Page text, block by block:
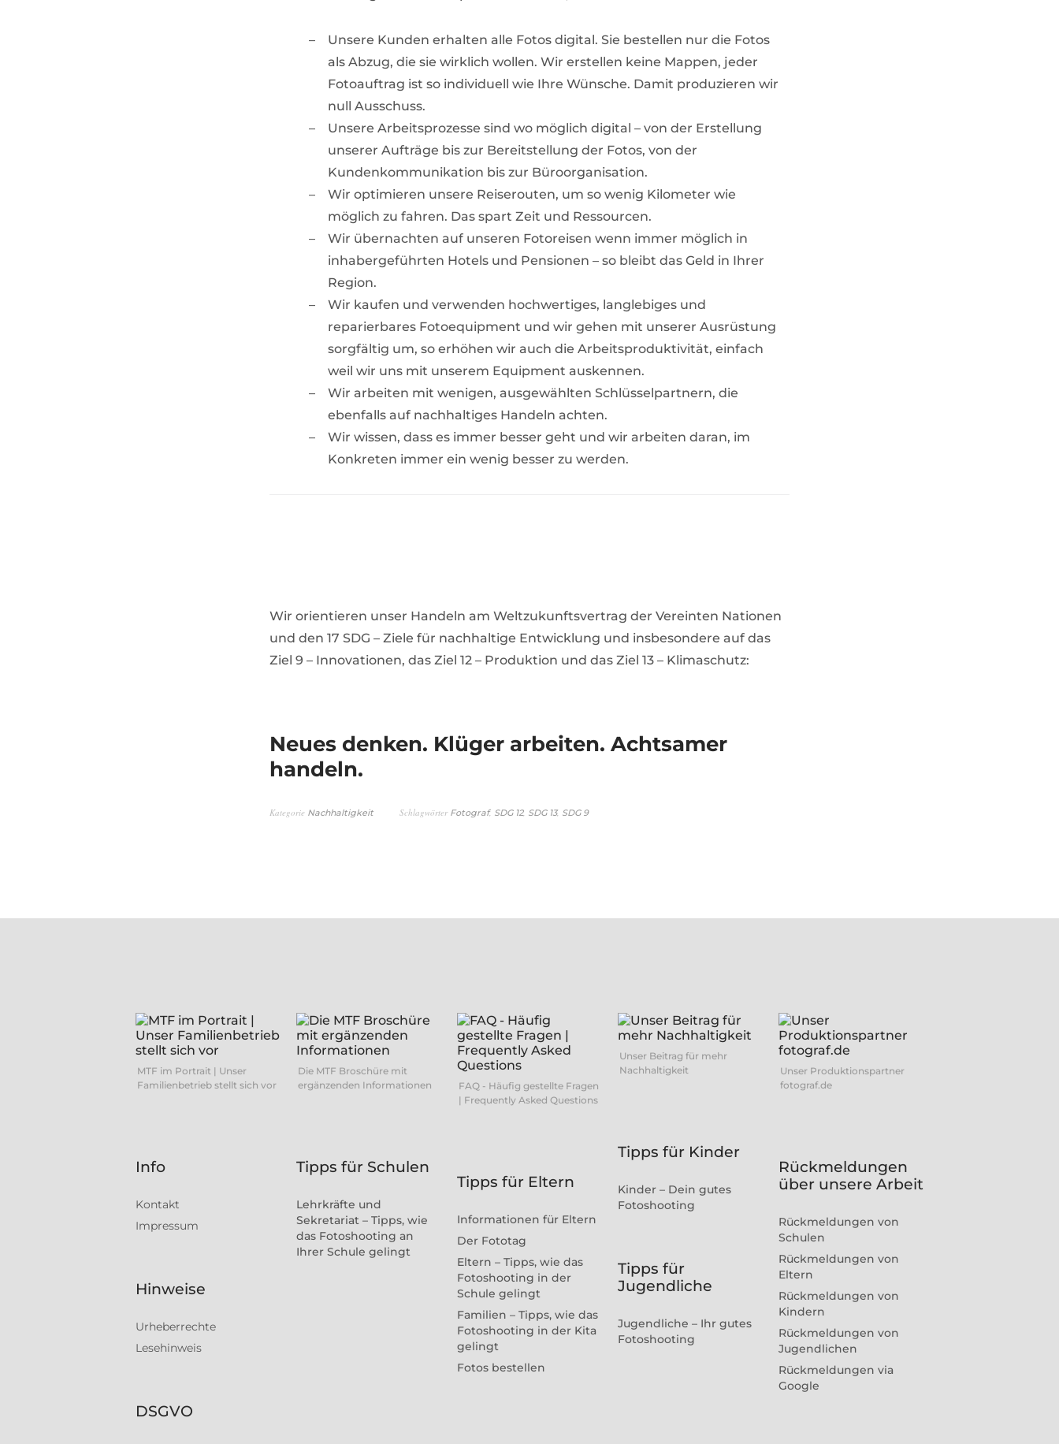
Unsere Kunden erhalten alle Fotos digital. Sie bestellen nur die Fotos
als Abzug, die sie wirklich wollen. Wir erstellen keine Mappen, jeder
Fotoauftrag ist so individuell wie Ihre Wünsche. Damit produzieren wir
null Ausschuss.
Unsere Arbeitsprozesse sind wo möglich digital – von der Erstellung
unserer Aufträge bis zur Bereitstellung der Fotos, von der
Kundenkommunikation bis zur Büroorganisation.
Wir optimieren unsere Reiserouten, um so wenig Kilometer wie
möglich zu fahren. Das spart Zeit und Ressourcen.
Wir übernachten auf unseren Fotoreisen wenn immer möglich in
inhabergeführten Hotels und Pensionen – so bleibt das Geld in Ihrer
Region.
Wir kaufen und verwenden hochwertiges, langlebiges und
reparierbares Fotoequipment und wir gehen mit unserer Ausrüstung
sorgfältig um, so erhöhen wir auch die Arbeitsproduktivität, einfach
weil wir uns mit unserem Equipment auskennen.
Wir arbeiten mit wenigen, ausgewählten Schlüsselpartnern, die
ebenfalls auf nachhaltiges Handeln achten.
Wir wissen, dass es immer besser geht und wir arbeiten daran, im
Konkreten immer ein wenig besser zu werden.
Wir orientieren unser Handeln am Weltzukunftsvertrag der Vereinten Nationen
und den 17 SDG – Ziele für nachhaltige Entwicklung und insbesondere auf das
Ziel 9 – Innovationen, das Ziel 12 – Produktion und das Ziel 13 – Klimaschutz:
Neues denken. Klüger arbeiten. Achtsamer
handeln.
Kategorie Nachhaltigkeit Schlagwörter Fotograf, SDG 12, SDG 13, SDG 9
MTF im Portrait | Unser
Familienbetrieb stellt sich vor
Info
Kontakt
Impressum
Hinweise
Urheberrechte
Lesehinweis
DSGVO
Die MTF Broschüre mit
ergänzenden Informationen
Tipps für Schulen
Lehrkräfte und
Sekretariat – Tipps, wie
das Fotoshooting an
Ihrer Schule gelingt
FAQ - Häufig gestellte Fragen
| Frequently Asked Questions
Tipps für Eltern
Informationen für Eltern
Der Fototag
Eltern – Tipps, wie das
Fotoshooting in der
Schule gelingt
Familien – Tipps, wie das
Fotoshooting in der Kita
gelingt
Fotos bestellen
Unser Beitrag für mehr
Nachhaltigkeit
Tipps für Kinder
Kinder – Dein gutes
Fotoshooting
Tipps für
Jugendliche
Jugendliche – Ihr gutes
Fotoshooting
Unser Produktionspartner
fotograf.de
Rückmeldungen
über unsere Arbeit
Rückmeldungen von
Schulen
Rückmeldungen von
Eltern
Rückmeldungen von
Kindern
Rückmeldungen von
Jugendlichen
Rückmeldungen via
Google